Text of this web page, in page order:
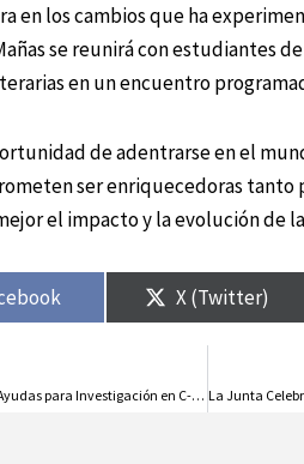
en los cambios que ha
se reunirá con estudiantes
en un encuentro
de adentrarse en el
ser enriquecedoras tanto
el impacto y la evolución de
X (Twitter)
Casi la Mitad de las Mujeres Solicitantes de Ayudas para Investigación en C-LM Consiguen Financiación Exitosamente